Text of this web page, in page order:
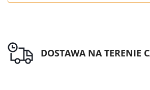
DOSTAWA NA TERENIE